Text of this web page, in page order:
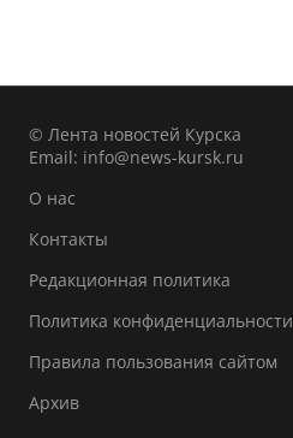
© Лента новостей Курска
Email: info@news-kursk.ru
О нас
Контакты
Редакционная политика
Политика конфиденциальности
Правила пользования сайтом
Архив